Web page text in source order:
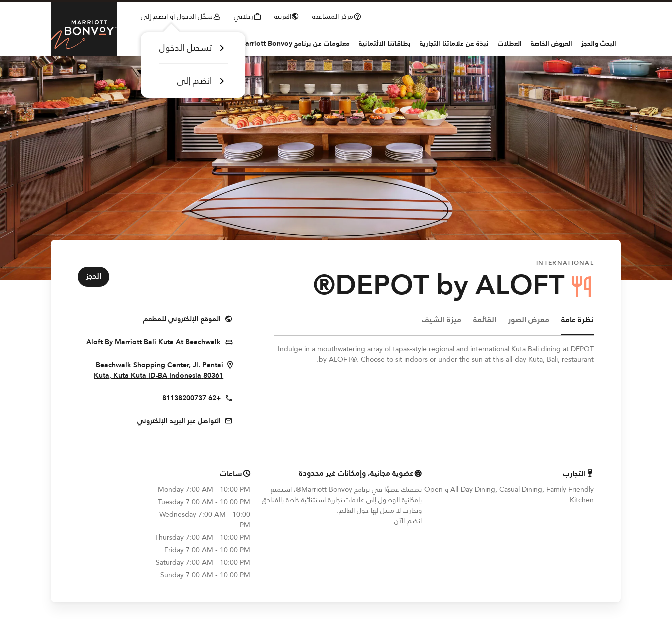
Skip to Content
Bonvoy
مركز المساعدة العربية رحلاتي سجّل الدخول أو انضم إلى
تسجيل الدخول
انضم إلى
البحث والحجز العروض الخاصة العطلات نبذة عن علاماتنا التجارية بطاقاتنا الائتمانية معلومات عن برنامج Marriott Bonvoy
INTERNATIONAL
DEPOT by ALOFT® الحجز
نظرة عامة معرض الصور القائمة ميزة الشيف
Indulge in a mouthwatering array of tapas-style regional and international Kuta Bali dining at DEPOT
by ALOFT®. Choose to sit indoors or under the sun at this all-day Kuta, Bali, restaurant.
الموقع الإلكتروني للمطعمOpens In New Window
Aloft By Marriott Bali Kuta At Beachwalk
Opens In New Window
Beachwalk Shopping Center, Jl. Pantai
Kuta, KutaKutaID-BAIndonesia80361
Opens In New Window
+62 81138200737
التواصل عبر البريد الإلكتروني
التجارب
All-Day Dining, Casual Dining, Family Friendly و Open
Kitchen
عضوية مجانية، وإمكانات غير محدودة
بصفتك عضوًا في برنامج Marriott Bonvoy®، استمتع
بإمكانية الوصول إلى علامات تجارية استثنائية خاصة بالفنادق
وتجارب لا مثيل لها حول العالم.
انضم الآن.opens in new window
ساعات
Monday7:00 AM - 10:00 PM
Tuesday7:00 AM - 10:00 PM
Wednesday7:00 AM - 10:00
PM
Thursday7:00 AM - 10:00 PM
Friday7:00 AM - 10:00 PM
Saturday7:00 AM - 10:00 PM
Sunday7:00 AM - 10:00 PM